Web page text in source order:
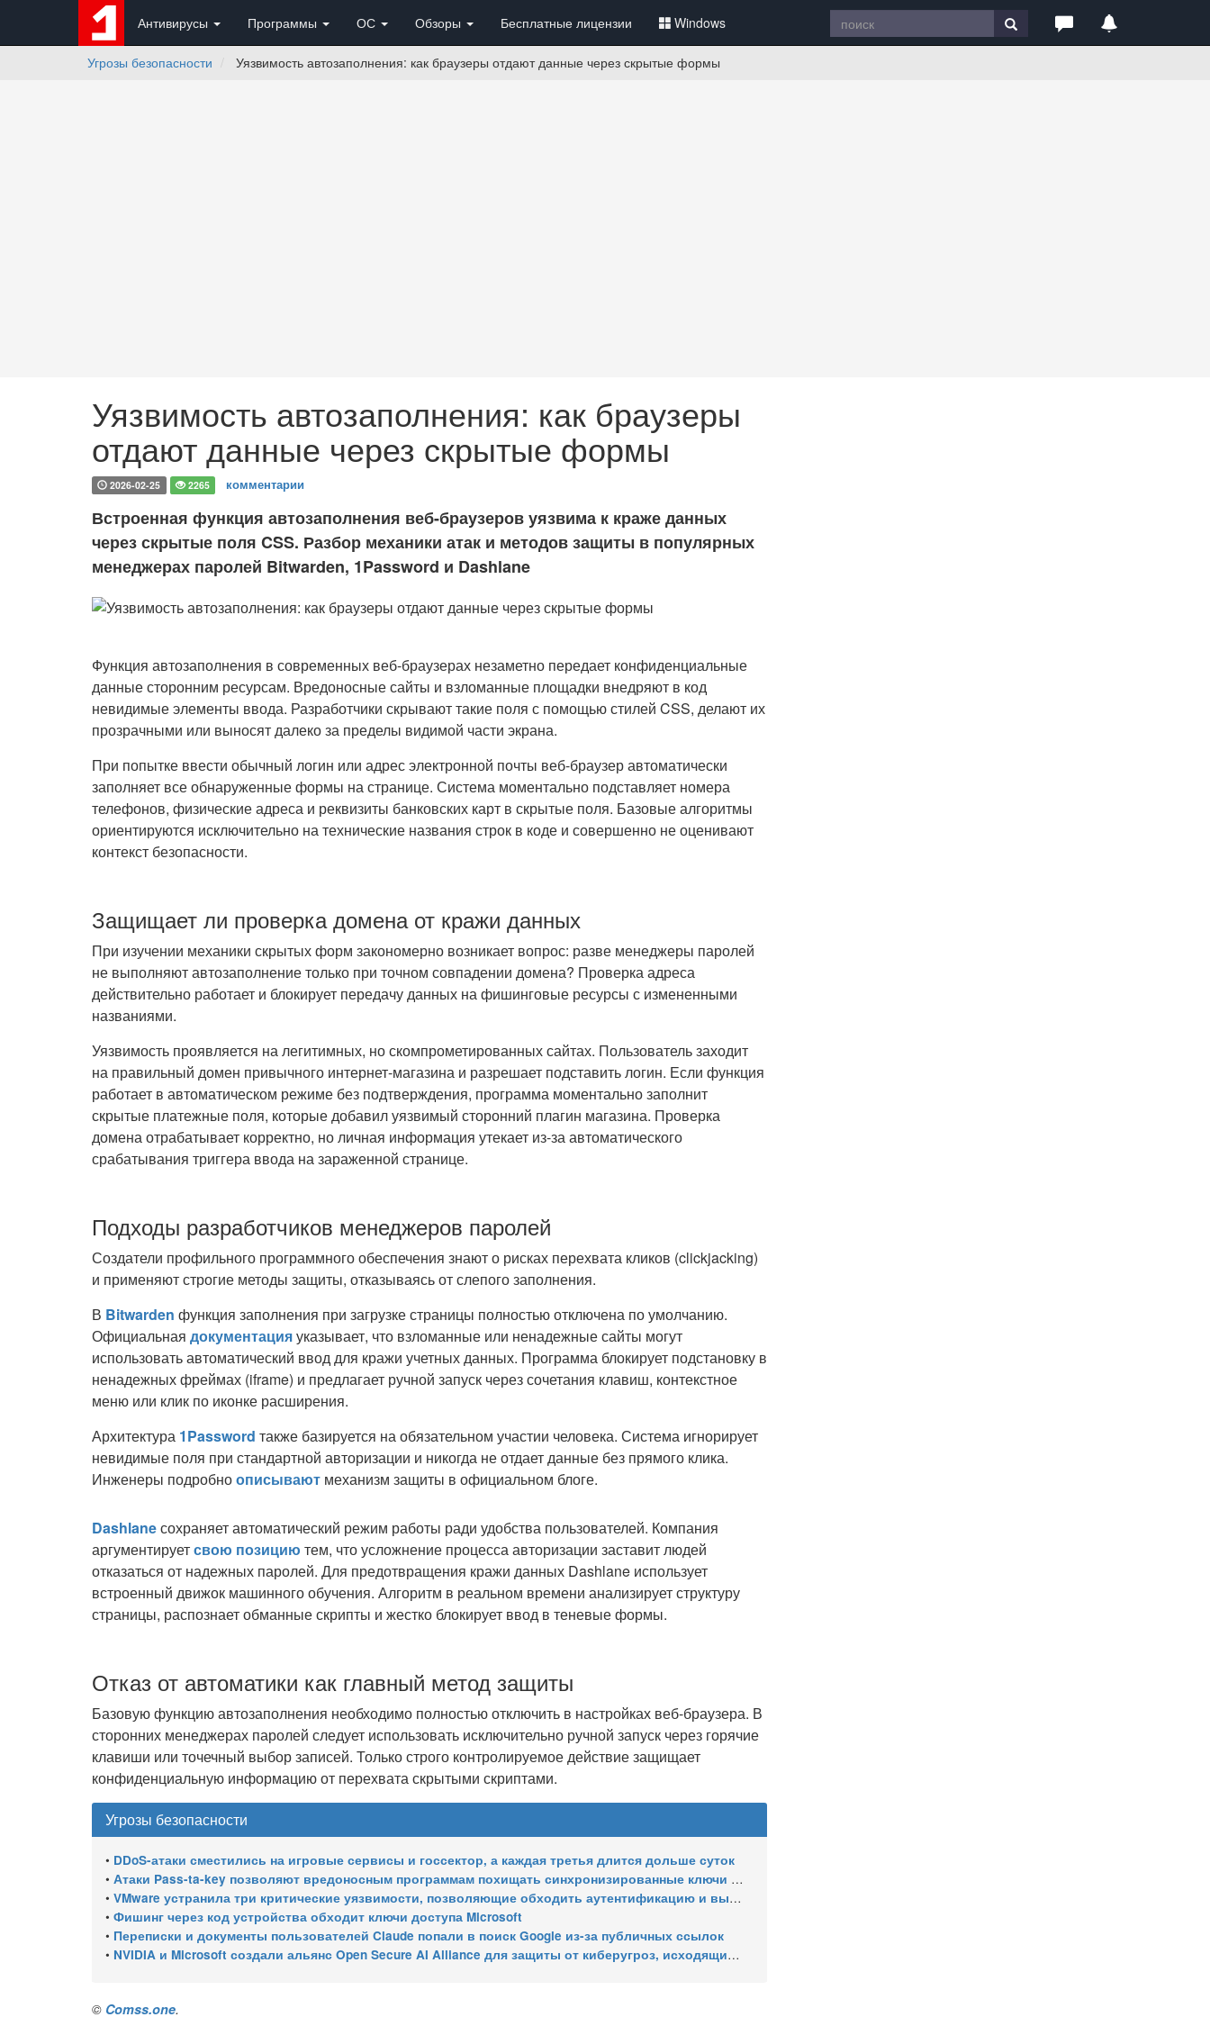
Антивирусы Программы ОС Обзоры Бесплатные лицензии Windows
Угрозы безопасности Уязвимость автозаполнения: как браузеры отдают данные через скрытые формы
Уязвимость автозаполнения: как браузеры
отдают данные через скрытые формы
2026-02-25 2265 комментарии
Встроенная функция автозаполнения веб-браузеров уязвима к краже данных
через скрытые поля CSS. Разбор механики атак и методов защиты в популярных
менеджерах паролей Bitwarden, 1Password и Dashlane
Функция автозаполнения в современных веб-браузерах незаметно передает конфиденциальные
данные сторонним ресурсам. Вредоносные сайты и взломанные площадки внедряют в код
невидимые элементы ввода. Разработчики скрывают такие поля с помощью стилей CSS, делают их
прозрачными или выносят далеко за пределы видимой части экрана.
При попытке ввести обычный логин или адрес электронной почты веб-браузер автоматически
заполняет все обнаруженные формы на странице. Система моментально подставляет номера
телефонов, физические адреса и реквизиты банковских карт в скрытые поля. Базовые алгоритмы
ориентируются исключительно на технические названия строк в коде и совершенно не оценивают
контекст безопасности.
Защищает ли проверка домена от кражи данных
При изучении механики скрытых форм закономерно возникает вопрос: разве менеджеры паролей
не выполняют автозаполнение только при точном совпадении домена? Проверка адреса
действительно работает и блокирует передачу данных на фишинговые ресурсы с измененными
названиями.
Уязвимость проявляется на легитимных, но скомпрометированных сайтах. Пользователь заходит
на правильный домен привычного интернет-магазина и разрешает подставить логин. Если функция
работает в автоматическом режиме без подтверждения, программа моментально заполнит
скрытые платежные поля, которые добавил уязвимый сторонний плагин магазина. Проверка
домена отрабатывает корректно, но личная информация утекает из-за автоматического
срабатывания триггера ввода на зараженной странице.
Подходы разработчиков менеджеров паролей
Создатели профильного программного обеспечения знают о рисках перехвата кликов (clickjacking)
и применяют строгие методы защиты, отказываясь от слепого заполнения.
В Bitwarden функция заполнения при загрузке страницы полностью отключена по умолчанию.
Официальная документацияуказывает, что взломанные или ненадежные сайты могут
использовать автоматический ввод для кражи учетных данных. Программа блокирует подстановку в
ненадежных фреймах (iframe) и предлагает ручной запуск через сочетания клавиш, контекстное
меню или клик по иконке расширения.
Архитектура 1Password также базируется на обязательном участии человека. Система игнорирует
невидимые поля при стандартной авторизации и никогда не отдает данные без прямого клика.
Инженеры подробноописывают механизм защиты в официальном блоге.
Dashlaneсохраняет автоматический режим работы ради удобства пользователей. Компания
аргументируетсвою позицию тем, что усложнение процесса авторизации заставит людей
отказаться от надежных паролей. Для предотвращения кражи данных Dashlane использует
встроенный движок машинного обучения. Алгоритм в реальном времени анализирует структуру
страницы, распознает обманные скрипты и жестко блокирует ввод в теневые формы.
Отказ от автоматики как главный метод защиты
Базовую функцию автозаполнения необходимо полностью отключить в настройках веб-браузера. В
сторонних менеджерах паролей следует использовать исключительно ручной запуск через горячие
клавиши или точечный выбор записей. Только строго контролируемое действие защищает
конфиденциальную информацию от перехвата скрытыми скриптами.
Угрозы безопасности
• DDoS-атаки сместились на игровые сервисы и госсектор, а каждая третья длится дольше суток
• Атаки Pass-ta-key позволяют вредоносным программам похищать синхронизированные ключи доступа Google
• VMware устранила три критические уязвимости, позволяющие обходить аутентификацию и выходить из виртуальной машины
• Фишинг через код устройства обходит ключи доступа Microsoft
• Переписки и документы пользователей Claude попали в поиск Google из-за публичных ссылок
• NVIDIA и Microsoft создали альянс Open Secure AI Alliance для защиты от киберугроз, исходящих от ИИ – без OpenAI, Google и Anthropic
© Comss.one.